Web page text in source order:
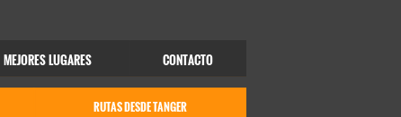
MEJORES LUGARES CONTACTO
RUTAS DESDE TANGER